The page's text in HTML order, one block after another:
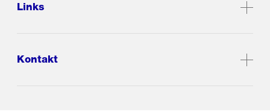
Links
Kontakt